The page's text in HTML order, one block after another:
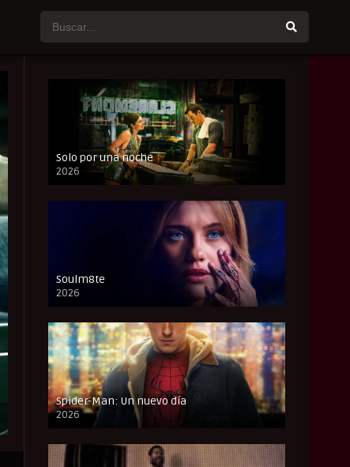
Solo por una noche
2026
CAM
Soulm8te
2026
FULL HD
Spider-Man: Un nuevo día
2026
CAM